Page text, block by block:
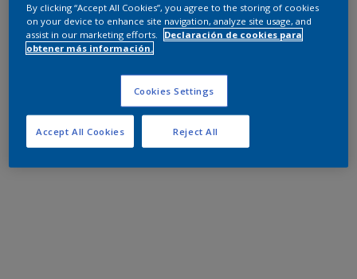
By clicking “Accept All Cookies”, you agree to the storing of cookies
on your device to enhance site navigation, analyze site usage, and
assist in our marketing efforts.
Declaración de cookies para
obtener más información.
Cookies Settings
Reject All
Accept All Cookies